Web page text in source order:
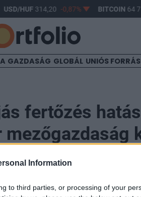
Information
to third parties, or processing of your
USD/HUF314,20 -0,87% BITCOIN64
GAZDASÁG GLOBÁL UNIÓS
fertőzés